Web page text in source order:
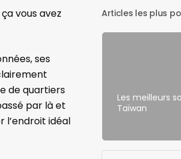
vous avez
ses
de quartiers
par là et
l’endroit idéal
Articles les plus
Les meilleurs
Taïwan